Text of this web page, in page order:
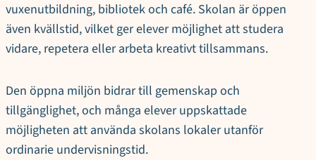
vuxenutbildning, bibliotek och café. Skolan är öppen
även kvällstid, vilket ger elever möjlighet att studera
vidare, repetera eller arbeta kreativt tillsammans.
Den öppna miljön bidrar till gemenskap och
tillgänglighet, och många elever uppskattade
möjligheten att använda skolans lokaler utanför
ordinarie undervisningstid.